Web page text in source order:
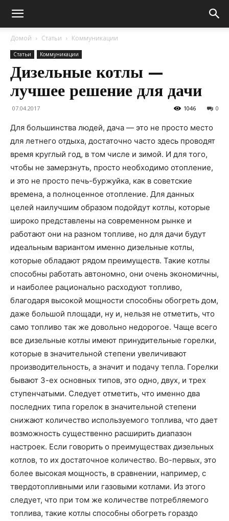
Домой Статьи Коммуникации
Статьи Коммуникации
Дизельные котлы —
лучшее решение для дачи
07.04.2017 0
1046
Для большинства людей, дача — это не просто место
для летнего отдыха, достаточно часто здесь проводят
время круглый год, в том числе и зимой. И для того,
чтобы не замерзнуть, просто необходимо отопление,
и это не просто печь-буржуйка, как в советские
времена, а полноценное отопление. Для данных
целей наилучшим образом подойдут котлы, которые
широко представлены на современном рынке и
работают они на разном топливе, но для дачи будут
идеальным вариантом именно дизельные котлы,
которые обладают рядом преимуществ. Такие котлы
способны работать автономно, они очень экономичны,
и наиболее рационально расходуют топливо,
благодаря высокой мощности способны обогреть дом,
даже большой площади, ну и, нельзя не отметить, что
само топливо так же довольно недорогое. Чаще всего
все дизельные котлы имеют принудительные горелки,
которые в значительной степени увеличивают
производительность, а значит и подачу тепла. Горелки
бывают 3-ех основных типов, это одно, двух, и трех
ступенчатыми. Следует отметить, что именно два
последних типа горелок в значительной степени
снижают количество используемого топлива, что дает
возможность существенно расширить диапазон
настроек. Если говорить о преимуществах дизельных
котлов, то их достаточное количество. Во-первых, это
более высокая мощность, в сравнении, например, с
твердотопливными или газовыми котлами. Из этого
следует, что при том же количестве потребляемого
топлива, такие котлы способны обогреть гораздо